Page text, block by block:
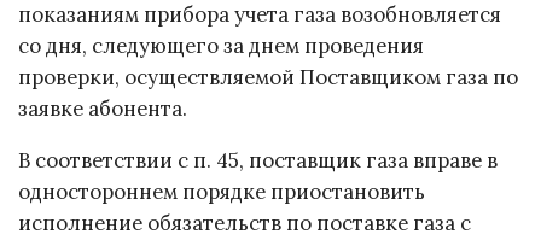
показаниям прибора учета газа возобновляется
со дня, следующего за днем проведения
проверки, осуществляемой Поставщиком газа по
заявке абонента.
В соответствии с п. 45, поставщик газа вправе в
одностороннем порядке приостановить
исполнение обязательств по поставке газа с